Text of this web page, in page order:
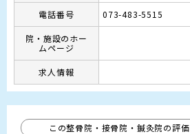
電話番号
073-483-5515
院・施設のホー
ムページ
求人情報
この整骨院・接骨院・鍼灸院の評